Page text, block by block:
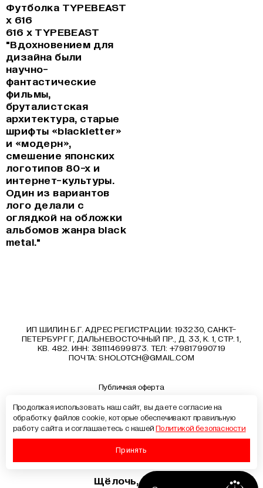
Футболка TYPEBEAST
x 616
616 x TYPEBEAST
"Вдохновением для
дизайна были
научно-
фантастические
фильмы,
бруталистская
архитектура, старые
шрифты «blackletter»
и «модерн»,
смешение японских
логотипов 80-х и
интернет-культуры.
Один из вариантов
лого делали с
оглядкой на обложки
альбомов жанра black
metal."
ИП ШИЛИН Б.Г. АДРЕС РЕГИСТРАЦИИ: 193230, САНКТ-
ПЕТЕРБУРГ Г, ДАЛЬНЕВОСТОЧНЫЙ ПР., Д. 33, К. 1, СТР. 1,
КВ. 482. ИНН: 381114699873. ТЕЛ: +79817990719
ПОЧТА:SHOLOTCH@GMAIL.COM
Публичная оферта
Документы
Образовательные программы
Лицензия на образовательную деятельность
Сведения об образовательной организации
Щёлочь, 2026
Продолжая использовать наш сайт, вы даете согласие на
обработку файлов cookie, которые обеспечивают правильную
работу сайта и соглашаетесь с нашейПолитикой безопасности
Принять